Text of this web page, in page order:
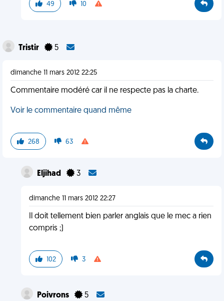
49 10
Tristir 5
dimanche 11 mars 2012 22:25
Commentaire modéré car il ne respecte pas la charte.
Voir le commentaire quand même
268 63
Eljihad 3
dimanche 11 mars 2012 22:27
Il doit tellement bien parler anglais que le mec a rien
compris ;)
102 3
Poivrons 5